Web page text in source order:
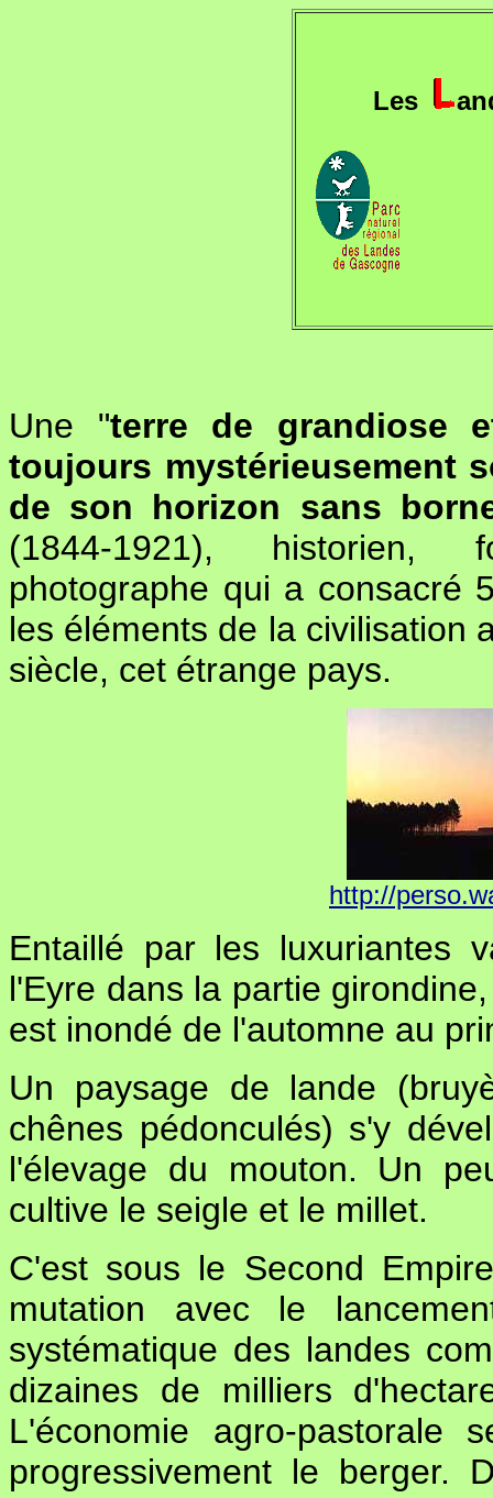
Les
Une "terre de grandiose
toujours mystérieusement
de son horizon sans
(1844-1921), historien,
photographe qui a consacré
les éléments de la civilisation
siècle, cet étrange pays.
http://
Entaillé par les luxuriantes
l'Eyre dans la partie
est inondé de l'automne au
Un paysage de lande
chênes pédonculés) s'y
l'élevage du mouton. Un
cultive le seigle et le millet.
C'est sous le Second
mutation avec le
systématique des landes
dizaines de milliers
L'économie agro-pastorale
progressivement le berger.